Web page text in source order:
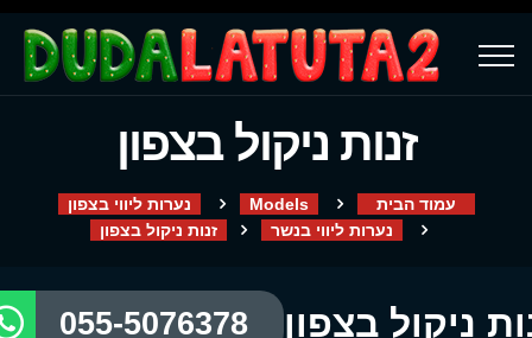
זנות ניקול בצפון
עמוד הבית Models
נערות ליווי בצפון
נערות ליווי בנשר
זנות ניקול בצפון
ניקול בצפון 055-5076378